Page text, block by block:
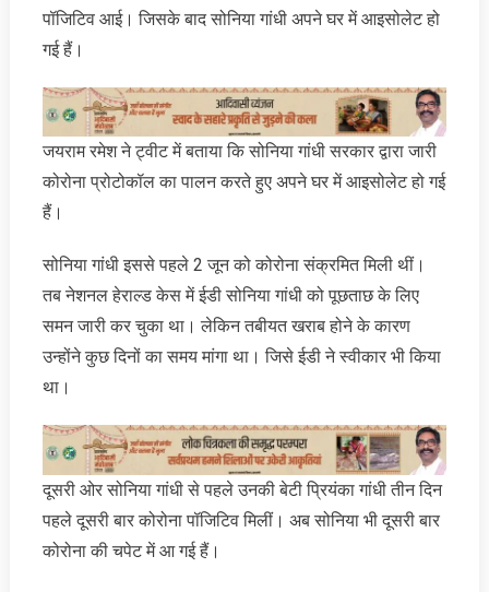
पॉजिटिव आई। जिसके बाद सोनिया गांधी अपने घर में आइसोलेट हो
गई हैं।
जयराम रमेश ने ट्वीट में बताया कि सोनिया गांधी सरकार द्वारा जारी
कोरोना प्रोटोकॉल का पालन करते हुए अपने घर में आइसोलेट हो गई
हैं।
सोनिया गांधी इससे पहले 2 जून को कोरोना संक्रमित मिली थीं।
तब नेशनल हेराल्ड केस में ईडी सोनिया गांधी को पूछताछ के लिए
समन जारी कर चुका था। लेकिन तबीयत खराब होने के कारण
उन्होंने कुछ दिनों का समय मांगा था। जिसे ईडी ने स्वीकार भी किया
था।
दूसरी ओर सोनिया गांधी से पहले उनकी बेटी प्रियंका गांधी तीन दिन
पहले दूसरी बार कोरोना पॉजिटिव मिलीं। अब सोनिया भी दूसरी बार
कोरोना की चपेट में आ गई हैं।